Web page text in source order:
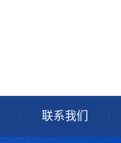
联系我们